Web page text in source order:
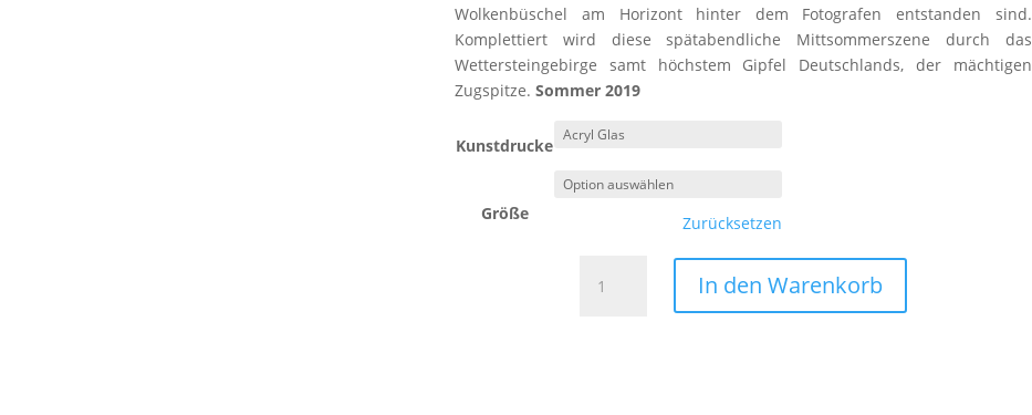
Wolkenbüschel am Horizont hinter dem Fotografen entstanden sind.
Komplettiert wird diese spätabendliche Mittsommerszene durch das
Wettersteingebirge samt höchstem Gipfel Deutschlands, der mächtigen
Zugspitze.Sommer 2019
Kunstdrucke
Größe Zurücksetzen
Voralpenland
In den Warenkorb